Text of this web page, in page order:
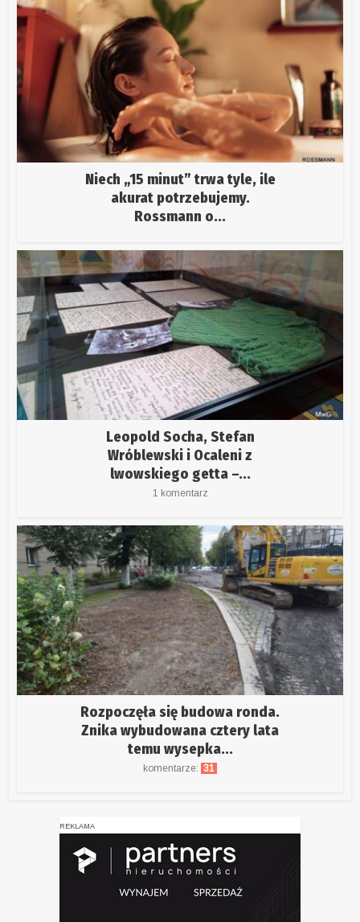
Niech „15 minut” trwa tyle, ile
akurat potrzebujemy.
Rossmann o...
Leopold Socha, Stefan
Wróblewski i Ocaleni z
lwowskiego getta –...
1 komentarz
Rozpoczęła się budowa ronda.
Znika wybudowana cztery lata
temu wysepka...
komentarze: 31
REKLAMA